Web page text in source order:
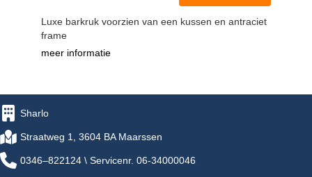
Luxe barkruk voorzien van een kussen en antraciet
frame
meer informatie
Sharlo
Straatweg 1, 3604 BA Maarssen
0346–822124 \ Servicenr. 06-34000046